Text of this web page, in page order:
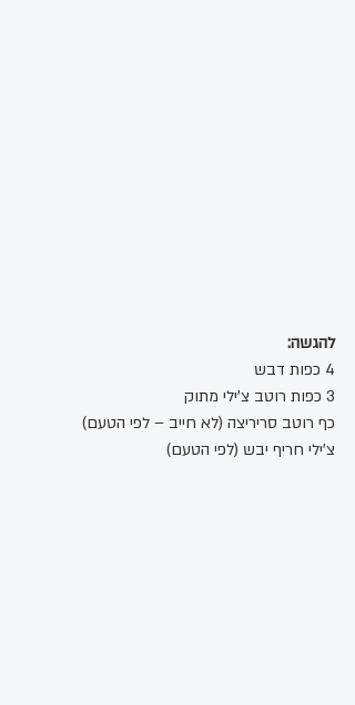
להגשה:
4 כפות דבש
3 כפות רוטב צ'ילי מתוק
כף רוטב סריריצה (לא חייב – לפי הטעם)
צ'ילי חריף יבש (לפי הטעם)